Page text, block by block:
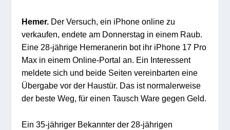
Hemer. Der Versuch, ein iPhone online zu
verkaufen, endete am Donnerstag in einem Raub.
Eine 28-jährige Hemeranerin bot ihr iPhone 17 Pro
Max in einem Online-Portal an. Ein Interessent
meldete sich und beide Seiten vereinbarten eine
Übergabe vor der Haustür. Das ist normalerweise
der beste Weg, für einen Tausch Ware gegen Geld.
Ein 35-jähriger Bekannter der 28-jährigen